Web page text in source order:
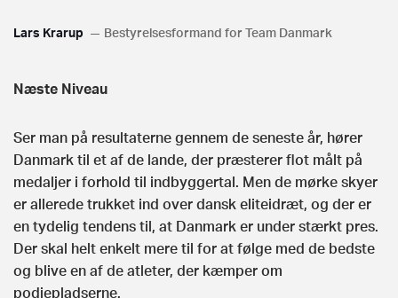
Lars Krarup Bestyrelsesformand for Team Danmark
Næste Niveau
Ser man på resultaterne gennem de seneste år, hører
Danmark til et af de lande, der præsterer flot målt på
medaljer i forhold til indbyggertal. Men de mørke skyer
er allerede trukket ind over dansk eliteidræt, og der er
en tydelig tendens til, at Danmark er under stærkt pres.
Der skal helt enkelt mere til for at følge med de bedste
og blive en af de atleter, der kæmper om
podiepladserne.